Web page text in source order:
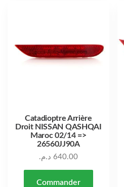
Catadioptre Arrière
Droit NISSAN QASHQAI
Maroc 02/14 =>
26560JJ90A
640.00 د.م.
Commander